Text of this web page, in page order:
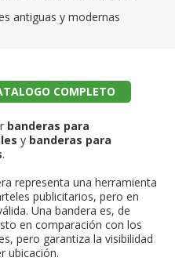
antiguas y modernas
COMPLETO
banderas para
y banderas para
.
representa una herramienta
publicitarios, pero en
Una bandera es, de
en comparación con los
pero garantiza la visibilidad
ubicación.